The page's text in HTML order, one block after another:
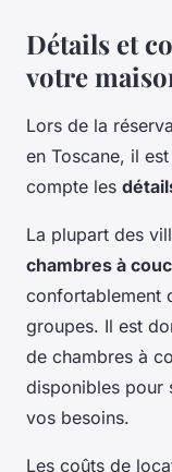
Détails et
votre
Lors de la
en Toscane, il
compte les
La plupart des
chambres à
confortablement
groupes. Il est
de chambres à
disponibles pour
vos besoins.
Les coûts de